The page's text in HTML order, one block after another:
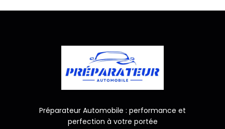
Préparateur Automobile : performance et
perfection à votre portée